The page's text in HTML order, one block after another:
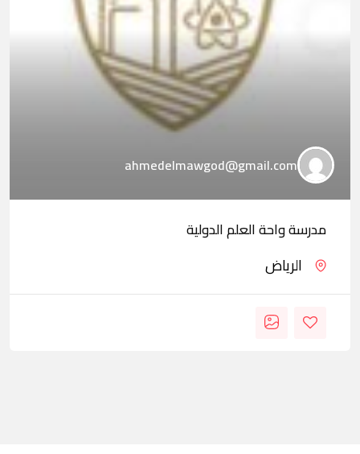
ahmedelmawgod@gmail.com
مدرسة واحة العلم الدولية
الرياض